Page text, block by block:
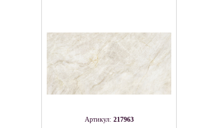
Артикул: 217963